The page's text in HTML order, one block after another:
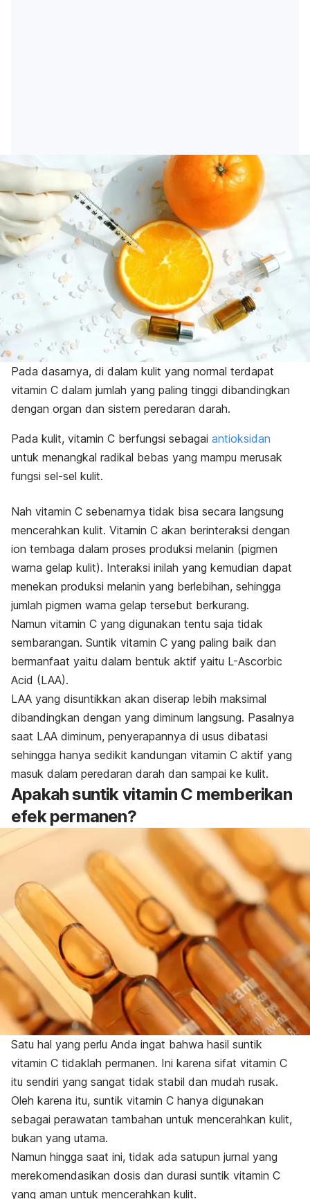
Pada dasarnya, di dalam kulit yang normal terdapat
vitamin C dalam jumlah yang paling tinggi dibandingkan
dengan organ dan sistem peredaran darah.
Pada kulit, vitamin C berfungsi sebagai antioksidan
untuk menangkal radikal bebas yang mampu merusak
fungsi sel-sel kulit.
Nah vitamin C sebenarnya tidak bisa secara langsung
mencerahkan kulit. Vitamin C akan berinteraksi dengan
ion tembaga dalam proses produksi melanin (pigmen
warna gelap kulit). Interaksi inilah yang kemudian dapat
menekan produksi melanin yang berlebihan, sehingga
jumlah pigmen warna gelap tersebut berkurang.
Namun vitamin C yang digunakan tentu saja tidak
sembarangan. Suntik vitamin C yang paling baik dan
bermanfaat yaitu dalam bentuk aktif yaitu L-Ascorbic
Acid (LAA).
LAA yang disuntikkan akan diserap lebih maksimal
dibandingkan dengan yang diminum langsung. Pasalnya
saat LAA diminum, penyerapannya di usus dibatasi
sehingga hanya sedikit kandungan vitamin C aktif yang
masuk dalam peredaran darah dan sampai ke kulit.
Apakah suntik vitamin C memberikan
efek permanen?
Satu hal yang perlu Anda ingat bahwa hasil suntik
vitamin C tidaklah permanen. Ini karena sifat vitamin C
itu sendiri yang sangat tidak stabil dan mudah rusak.
Oleh karena itu, suntik vitamin C hanya digunakan
sebagai perawatan tambahan untuk mencerahkan kulit,
bukan yang utama.
Namun hingga saat ini, tidak ada satupun jurnal yang
merekomendasikan dosis dan durasi suntik vitamin C
yang aman untuk mencerahkan kulit.